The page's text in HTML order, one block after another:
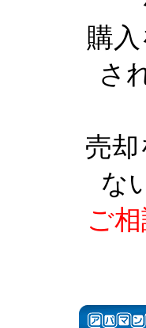
購
さ
売
な
ご